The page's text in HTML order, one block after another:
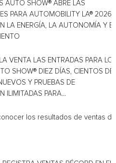
AUTO SHOW® ABRE LAS
PARA AUTOMOBILITY LA® 2026,
LA ENERGÍA, LA AUTONOMÍA Y EL
VENTA LAS ENTRADAS PARA
SHOW® DIEZ DÍAS, CIENTOS DE
Y PRUEBAS DE
ILIMITADAS PARA...
los resultados de ventas de